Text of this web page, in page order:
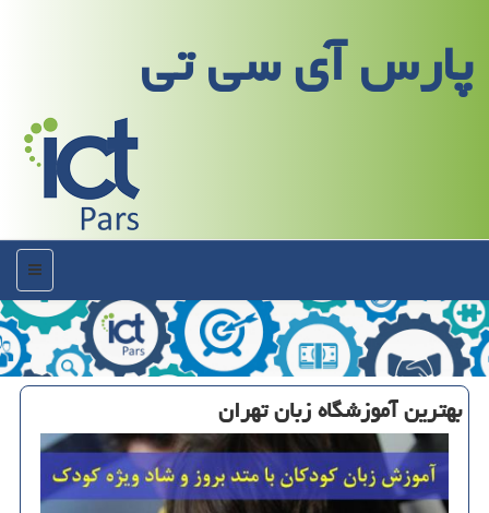
پارس آی سی تی
منو
بهترین آموزشگاه زبان تهران